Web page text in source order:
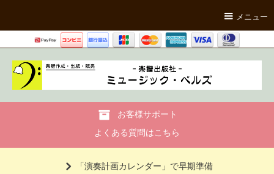
メニュー
お客様サポート
よくある質問はこちら
「演奏計画カレンダー」で早期準備